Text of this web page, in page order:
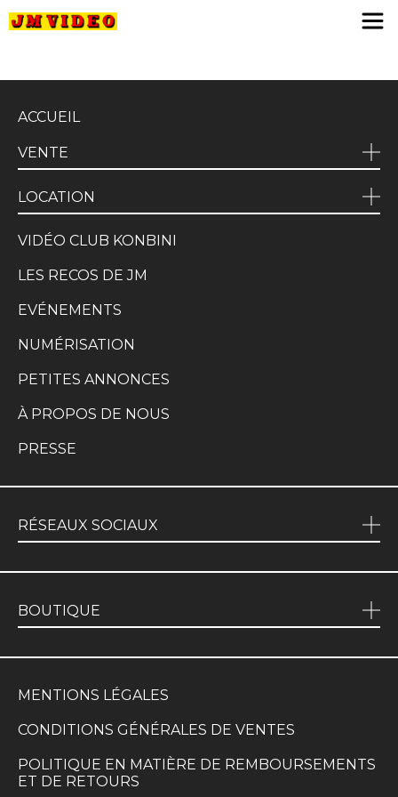
ACCUEIL
VENTE
LOCATION
VIDÉO CLUB KONBINI
LES RECOS DE JM
EVÉNEMENTS
NUMÉRISATION
PETITES ANNONCES
À PROPOS DE NOUS
PRESSE
RÉSEAUX SOCIAUX
BOUTIQUE
MENTIONS LÉGALES
CONDITIONS GÉNÉRALES DE VENTES
POLITIQUE EN MATIÈRE DE REMBOURSEMENTS
ET DE RETOURS